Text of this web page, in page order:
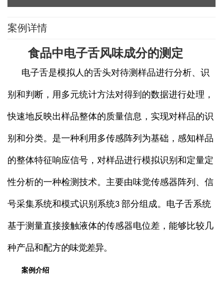
案例详情
食品中电子舌风味成分的测定
电子舌是模拟人的舌头对待测样品进行分析、识
别和判断，用多元统计方法对得到的数据进行处理，
快速地反映出样品整体的质量信息，实现对样品的识
别和分类。是一种利用多传感阵列为基础，感知样品
的整体特征响应信号，对样品进行模拟识别和定量定
性分析的一种检测技术。主要由味觉传感器阵列、信
号采集系统和模式识别系统3 部分组成。 电子舌系统
基于测量直接接触液体的传感器电位差，能够比较几
种产品和配方的味觉差异。
案例介绍